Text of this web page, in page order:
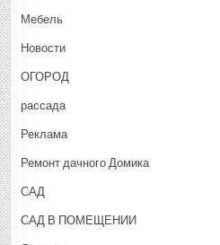
Мебель
Новости
ОГОРОД
рассада
Реклама
Ремонт дачного Домика
САД
САД В ПОМЕЩЕНИИ